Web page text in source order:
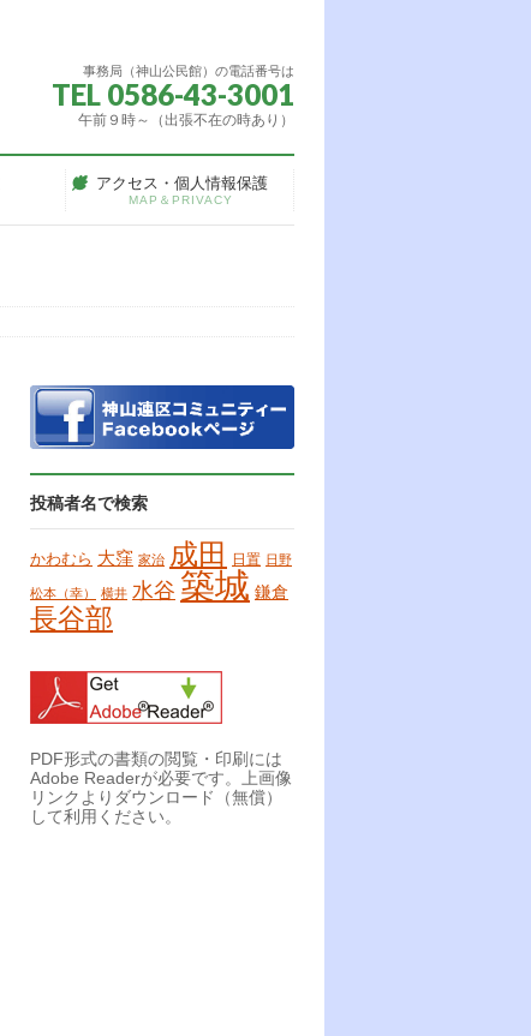
事務局（神山公民館）の電話番号は
TEL 0586-43-3001
午前９時～（出張不在の時あり）
アクセス・個人情報保護
MAP＆PRIVACY
投稿者名で検索
かわむら 大窪 家治 成田 日置 日野
松本（幸） 横井 水谷 築城 鎌倉
長谷部
PDF形式の書類の閲覧・印刷には
Adobe Readerが必要です。上画像
リンクよりダウンロード（無償）
して利用ください。